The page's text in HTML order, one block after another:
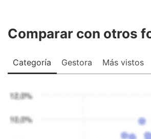
Comparar con otros
Categoría Gestora Más vistos